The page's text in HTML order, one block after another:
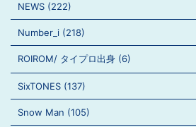
NEWS (222)
Number_i (218)
ROIROM/ タイプロ出身 (6)
SixTONES (137)
Snow Man (105)